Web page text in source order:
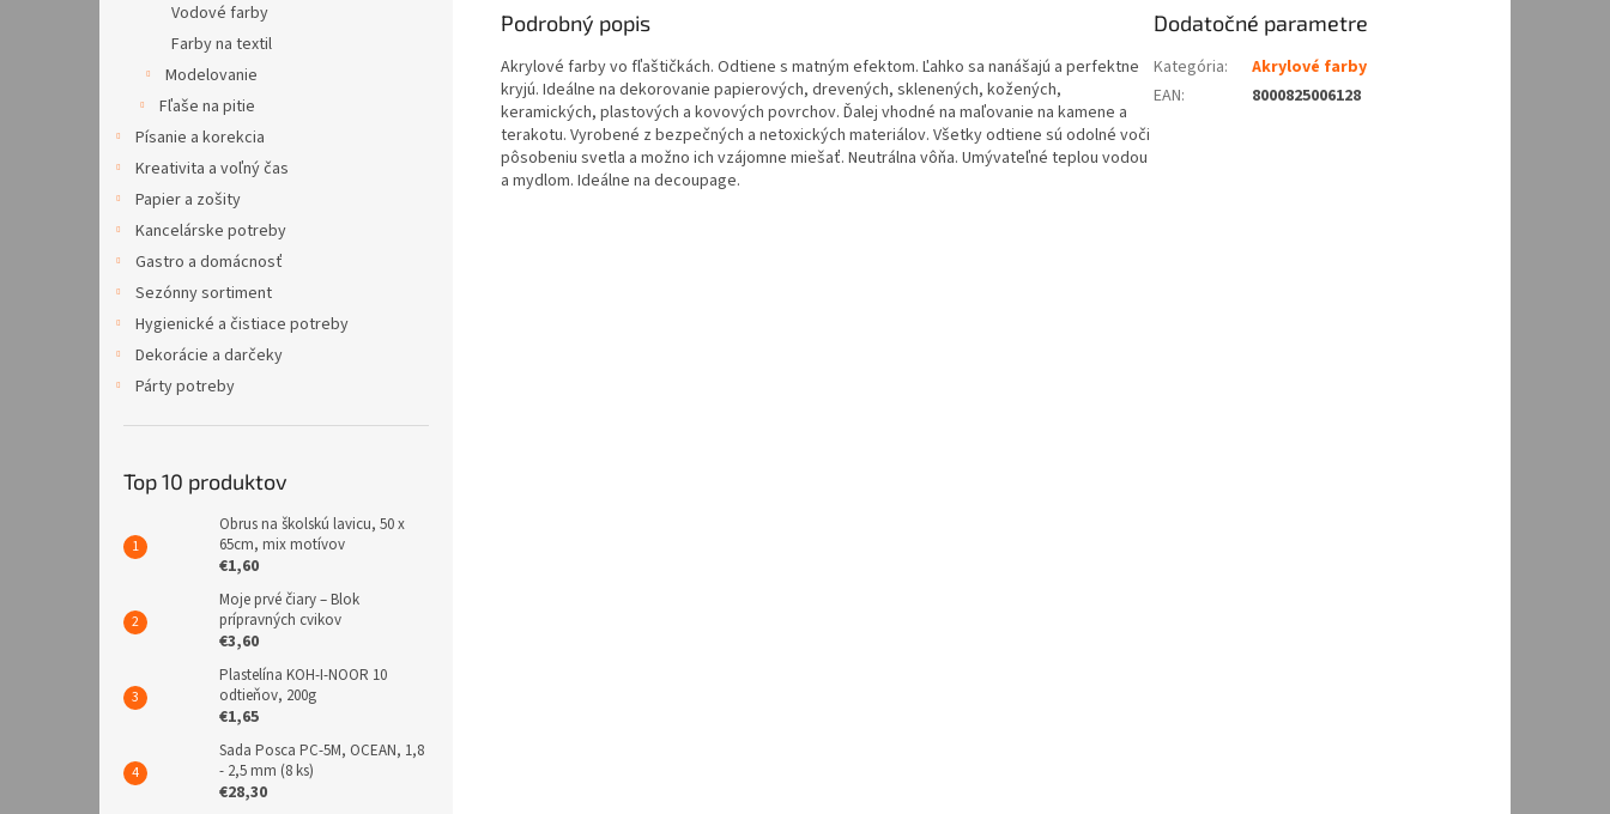
Vodové farby
Farby na textil
Modelovanie
Fľaše na pitie
Písanie a korekcia
Kreativita a voľný čas
Papier a zošity
Kancelárske potreby
Gastro a domácnosť
Sezónny sortiment
Hygienické a čistiace potreby
Dekorácie a darčeky
Párty potreby
Top 10 produktov
Obrus na školskú lavicu, 50 x
65cm, mix motívov
€1,60
Moje prvé čiary – Blok
prípravných cvikov
€3,60
Plastelína KOH-I-NOOR 10
odtieňov, 200g
€1,65
Sada Posca PC-5M, OCEAN, 1,8
- 2,5 mm (8 ks)
€28,30
Podrobný popis
Akrylové farby vo fľaštičkách. Odtiene s matným efektom. Ľahko sa nanášajú a perfektne
kryjú. Ideálne na dekorovanie papierových, drevených, sklenených, kožených,
keramických, plastových a kovových povrchov. Ďalej vhodné na maľovanie na kamene a
terakotu. Vyrobené z bezpečných a netoxických materiálov. Všetky odtiene sú odolné voči
pôsobeniu svetla a možno ich vzájomne miešať. Neutrálna vôňa. Umývateľné teplou vodou
a mydlom. Ideálne na decoupage.
Dodatočné parametre
Kategória:
Akrylové farby
EAN: 8000825006128